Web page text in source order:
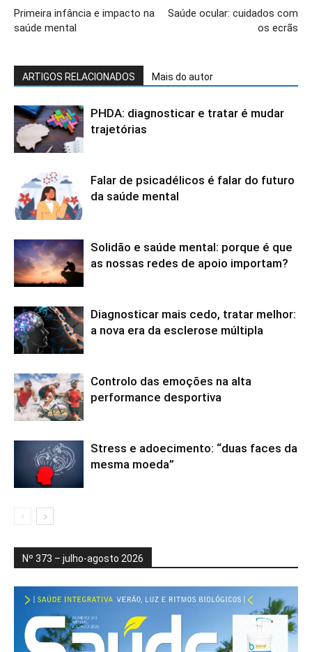
Primeira infância e impacto na
saúde mental
Saúde ocular: cuidados com
os ecrãs
ARTIGOS RELACIONADOS Mais do autor
PHDA: diagnosticar e tratar é mudar
trajetórias
Falar de psicadélicos é falar do futuro
da saúde mental
Solidão e saúde mental: porque é que
as nossas redes de apoio importam?
Diagnosticar mais cedo, tratar melhor:
a nova era da esclerose múltipla
Controlo das emoções na alta
performance desportiva
Stress e adoecimento: “duas faces da
mesma moeda”
Nº 373 – julho-agosto 2026